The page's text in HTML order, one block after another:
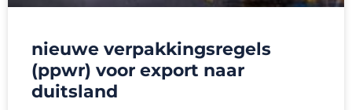
nieuwe verpakkingsregels
(ppwr) voor export naar
duitsland